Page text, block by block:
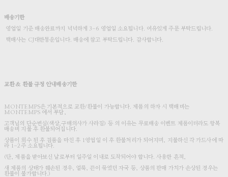
배송기한
영업일 기준 배송완료까지 넉넉하게 3-6 영업일 소요됩니다. 여유있게 주문 부탁드립니다.
택배사는 CJ대한통운입니다. 배송에 참고 부탁드립니다. 감사합니다.
교환 & 환불 규정 안내배송기한
MONTEMPS은 기본적으로 교환/환불이 가능합니다. 제품의 하자 시 택배비는
MONTEMPS 에서 부담,
고객님의 단순변심(색상,구매의사가 사라짐) 등 의 이유는 무료배송 이벤트 제품이더라도 왕복
배송비 지불 후 환불되어집니다.
상품이 회수 된 후 검품을 마친 후 1영업일 이 후 환불처리가 되어지며, 지불하신 각 카드사에 따
라 1-2주 소요됩니다.
(단, 제품을 받아보신 날로부터 일주일 이내로 도착되어야 합니다. 사용한 흔적,
새 제품의 상태가 훼손된 경우, 얼룩, 끈이 묶였던 자국 등, 상품의 판매 가치가 손상된 경우는
환불이 불가합니다.)